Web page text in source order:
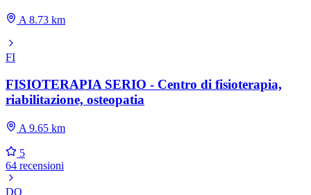
A 8.73 km
FI
FISIOTERAPIA SERIO - Centro di fisioterapia,
riabilitazione, osteopatia
A 9.65 km
5
64 recensioni
DO